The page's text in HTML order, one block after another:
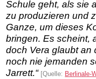
Schule geht, als sie
zu produzieren und
Ganze, um dieses
bringen. Es scheint,
doch Vera glaubt an
noch nie jemanden
Jarrett.“ [Quelle: Berlinale-